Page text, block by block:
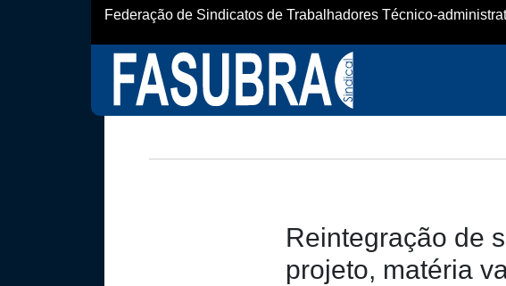
Federação de Sindicatos de Trabalhadores Técnico-
Reintegração de
projeto, matéria